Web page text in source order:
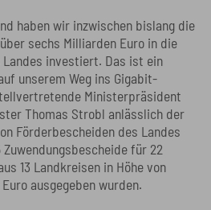
haben wir inzwischen bislang die
sechs Milliarden Euro in die
investiert. Das ist ein
unserem Weg ins Gigabit-
Ministerpräsident
Thomas Strobl anlässlich der
Förderbescheiden des Landes
für 22
13 Landkreisen in Höhe von
ausgegeben wurden.